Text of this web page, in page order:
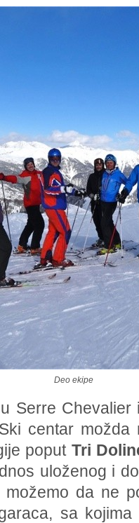
Deo ekipe
Serre
centar
poput Tri
uloženog i
da ne
sa